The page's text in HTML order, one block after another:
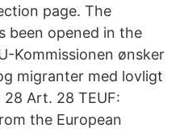
page. The
been opened in the
Kommissionen ønsker
migranter med lovligt
Art. 28 TEUF:
the European